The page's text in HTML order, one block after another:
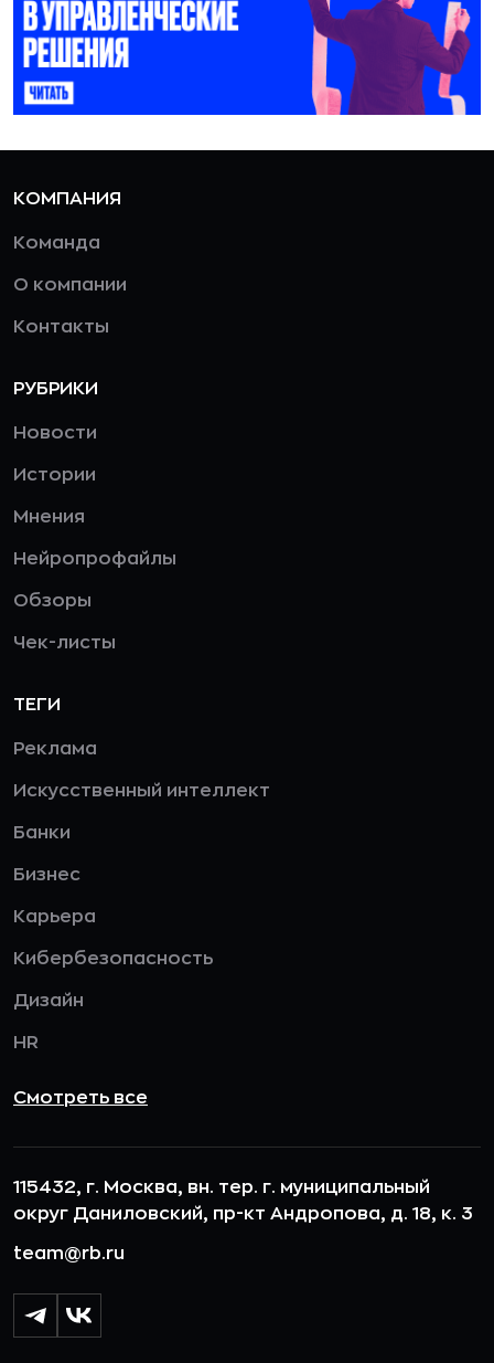
КОМПАНИЯ
Команда
О компании
Контакты
РУБРИКИ
Новости
Истории
Мнения
Нейропрофайлы
Обзоры
Чек-листы
ТЕГИ
Реклама
Искусственный интеллект
Банки
Бизнес
Карьера
Кибербезопасность
Дизайн
HR
Смотреть все
115432, г. Москва, вн. тер. г. муниципальный
округ Даниловский, пр-кт Андропова, д. 18, к. 3
team@rb.ru